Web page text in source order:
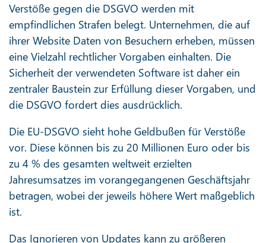
Verstöße gegen die DSGVO werden mit
empfindlichen Strafen belegt. Unternehmen, die auf
ihrer Website Daten von Besuchern erheben, müssen
eine Vielzahl rechtlicher Vorgaben einhalten. Die
Sicherheit der verwendeten Software ist daher ein
zentraler Baustein zur Erfüllung dieser Vorgaben, und
die DSGVO fordert dies ausdrücklich.
Die EU-DSGVO sieht hohe Geldbußen für Verstöße
vor. Diese können bis zu 20 Millionen Euro oder bis
zu 4 % des gesamten weltweit erzielten
Jahresumsatzes im vorangegangenen Geschäftsjahr
betragen, wobei der jeweils höhere Wert maßgeblich
ist.
Das Ignorieren von Updates kann zu größeren